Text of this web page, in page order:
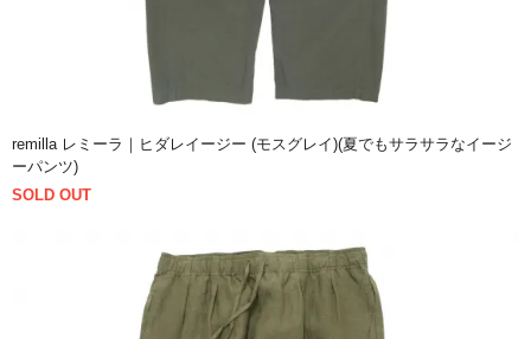
remilla レミーラ｜ヒダレイージー (モスグレイ)(夏でもサラサラなイージ
ーパンツ)
SOLD OUT